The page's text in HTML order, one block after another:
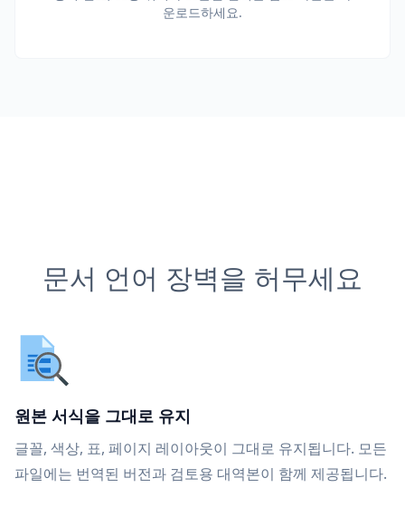
운로드하세요.
문서 언어 장벽을 허무세요
원본 서식을 그대로 유지
글꼴, 색상, 표, 페이지 레이아웃이 그대로 유지됩니다. 모든
파일에는 번역된 버전과 검토용 대역본이 함께 제공됩니다.